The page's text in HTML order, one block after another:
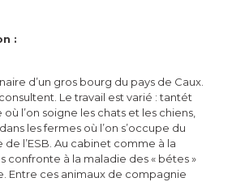
:
d’un gros bourg du pays de Caux.
Le travail est varié : tantét
l’on soigne les chats et les chiens,
les fermes où l’on s’occupe du
de l’ESB. Au cabinet comme à la
confronte à la maladie des « bétes »
Entre ces animaux de compagnie